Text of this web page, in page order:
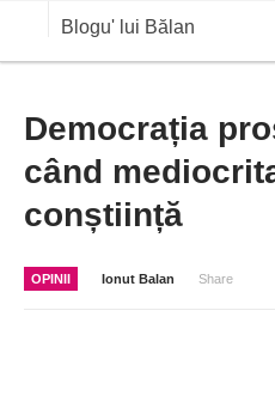
Blogu' lui Bălan
ANALIZE
BLOG IN DIALOG
Democrația
când
conștiință
OPINII Ionut Balan Share